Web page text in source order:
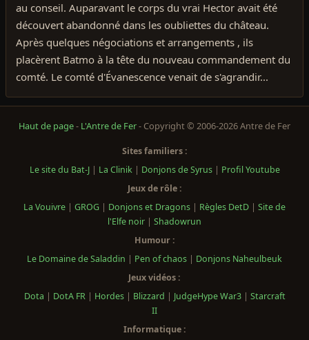
au conseil. Auparavant le corps du vrai Hector avait été
découvert abandonné dans les oubliettes du château.
Après quelques négociations et arrangements , ils
placèrent Batmo à la tête du nouveau commandement du
comté. Le comté d'Évanescence venait de s'agrandir...
Haut de page- L'Antre de Fer- Copyright © 2006-2026 Antre de Fer
Sites familiers :
Le site du Bat-J| La Clinik| Donjons de Syrus| Profil Youtube
Jeux de rôle :
La Vouivre | GROG | Donjons et Dragons | Règles DetD | Site de
l'Elfe noir | Shadowrun
Humour :
Le Domaine de Saladdin | Pen of chaos | Donjons Naheulbeuk
Jeux vidéos :
Dota | DotA FR| Hordes| Blizzard | JudgeHype War3| Starcraft
II
Informatique :